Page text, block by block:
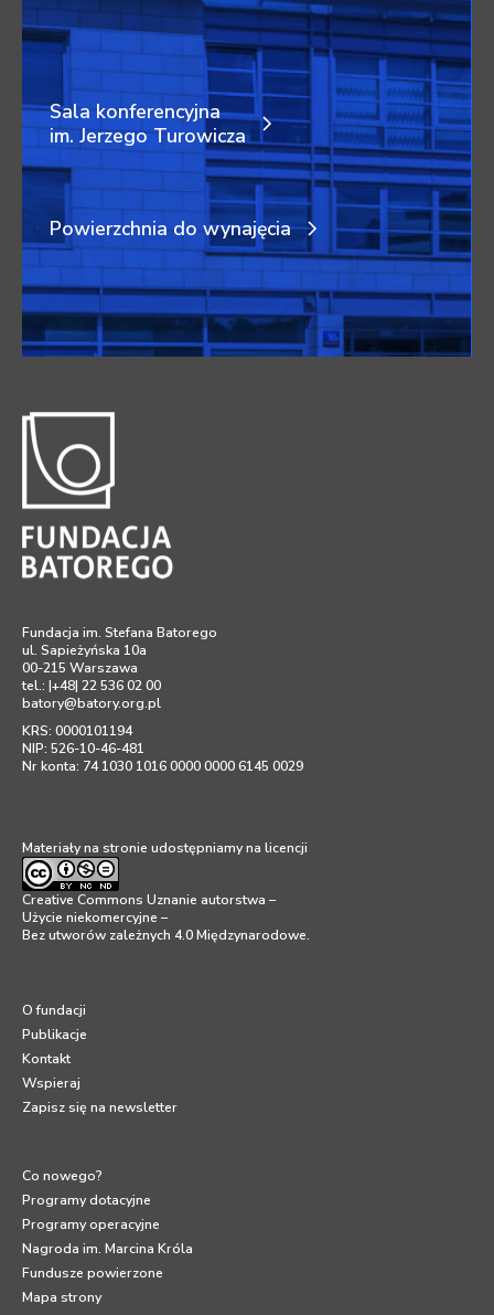
Fundacja im. Stefana Batorego
ul. Sapieżyńska 10a
00-215 Warszawa
tel.: |+48| 22 536 02 00
batory@batory.org.pl
KRS: 0000101194
NIP: 526-10-46-481
Nr konta: 74 1030 1016 0000 0000 6145 0029
Materiały na stronie udostępniamy na licencji
Creative Commons Uznanie autorstwa –
Użycie niekomercyjne –
Bez utworów zależnych 4.0 Międzynarodowe.
O fundacji
Publikacje
Kontakt
Wspieraj
Zapisz się na newsletter
Co nowego?
Programy dotacyjne
Programy operacyjne
Nagroda im. Marcina Króla
Fundusze powierzone
Mapa strony
Sala konferencyjna
im. Jerzego Turowicza
Powierzchnia do wynajęcia